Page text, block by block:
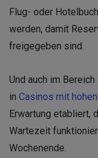
Flug- oder
werden, damit
freigegeben sind.
Und auch im
in Casinos mit
Erwartung etabliert,
Wartezeit
Wochenende.